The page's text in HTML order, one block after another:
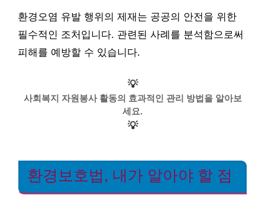
환경오염 유발 행위의 제재는 공공의 안전을 위한
필수적인 조처입니다. 관련된 사례를 분석함으로써
피해를 예방할 수 있습니다.
💡
사회복지 자원봉사 활동의 효과적인 관리 방법을 알아보
세요.
💡
환경보호법, 내가 알아야 할 점